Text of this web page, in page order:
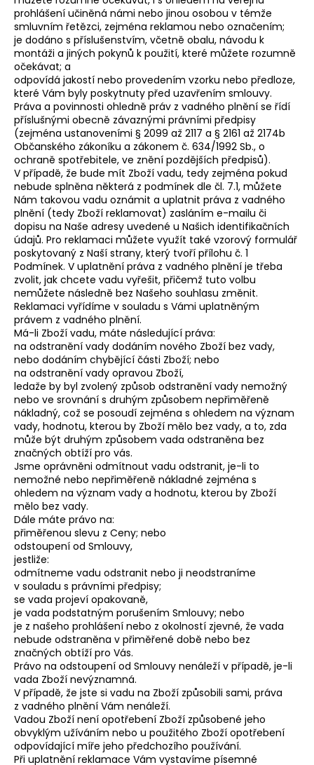
prohlášení učiněná námi nebo jinou osobou v témže
smluvním řetězci, zejména reklamou nebo označením;
je dodáno s příslušenstvím, včetně obalu, návodu k
montáži a jiných pokynů k použití, které můžete rozumně
očekávat; a
odpovídá jakostí nebo provedením vzorku nebo předloze,
které Vám byly poskytnuty před uzavřením smlouvy.
Práva a povinnosti ohledně práv z vadného plnění se řídí
příslušnými obecně závaznými právními předpisy
(zejména ustanoveními § 2099 až 2117 a § 2161 až 2174b
Občanského zákoníku a zákonem č. 634/1992 Sb., o
ochraně spotřebitele, ve znění pozdějších předpisů).
V případě, že bude mít Zboží vadu, tedy zejména pokud
nebude splněna některá z podmínek dle čl. 7.1, můžete
Nám takovou vadu oznámit a uplatnit práva z vadného
plnění (tedy Zboží reklamovat) zasláním e-mailu či
dopisu na Naše adresy uvedené u Našich identifikačních
údajů. Pro reklamaci můžete využít také vzorový formulář
poskytovaný z Naší strany, který tvoří přílohu č. 1
Podmínek. V uplatnění práva z vadného plnění je třeba
zvolit, jak chcete vadu vyřešit, přičemž tuto volbu
nemůžete následně bez Našeho souhlasu změnit.
Reklamaci vyřídíme v souladu s Vámi uplatněným
právem z vadného plnění.
Má-li Zboží vadu, máte následující práva:
na odstranění vady dodáním nového Zboží bez vady,
nebo dodáním chybějící části Zboží; nebo
na odstranění vady opravou Zboží,
ledaže by byl zvolený způsob odstranění vady nemožný
nebo ve srovnání s druhým způsobem nepřiměřeně
nákladný, což se posoudí zejména s ohledem na význam
vady, hodnotu, kterou by Zboží mělo bez vady, a to, zda
může být druhým způsobem vada odstraněna bez
značných obtíží pro vás.
Jsme oprávněni odmítnout vadu odstranit, je-li to
nemožné nebo nepřiměřeně nákladné zejména s
ohledem na význam vady a hodnotu, kterou by Zboží
mělo bez vady.
Dále máte právo na:
přiměřenou slevu z Ceny; nebo
odstoupení od Smlouvy,
jestliže:
odmítneme vadu odstranit nebo ji neodstraníme
v souladu s právními předpisy;
se vada projeví opakovaně,
je vada podstatným porušením Smlouvy; nebo
je z našeho prohlášení nebo z okolností zjevné, že vada
nebude odstraněna v přiměřené době nebo bez
značných obtíží pro Vás.
Právo na odstoupení od Smlouvy nenáleží v případě, je-li
vada Zboží nevýznamná.
V případě, že jste si vadu na Zboží způsobili sami, práva
z vadného plnění Vám nenáleží.
Vadou Zboží není opotřebení Zboží způsobené jeho
obvyklým užíváním nebo u použitého Zboží opotřebení
odpovídající míře jeho předchozího používání.
Při uplatnění reklamace Vám vystavíme písemné